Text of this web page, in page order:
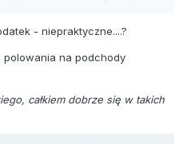
- niepraktyczne....?
polowania na podchody
całkiem dobrze się w takich